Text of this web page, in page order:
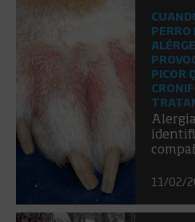
PERRO
PICOR
11/02/